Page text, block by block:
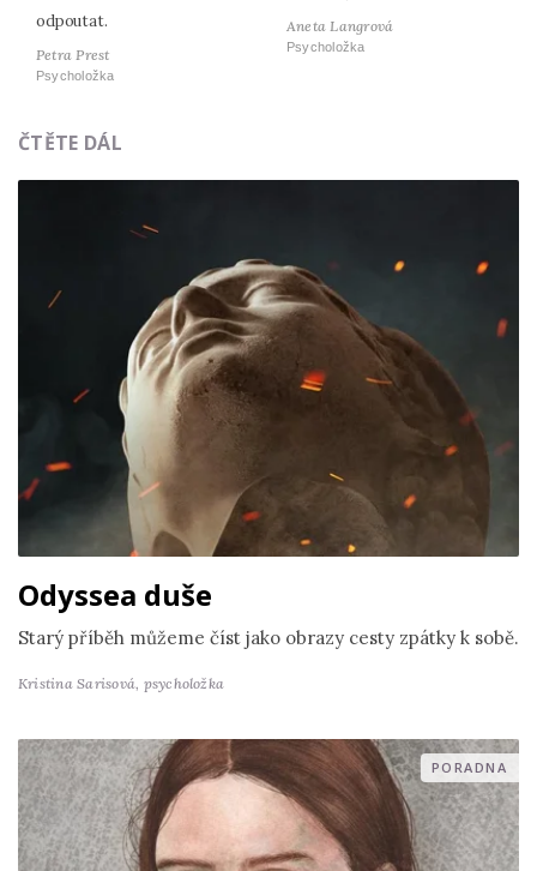
odpoutat.
Petra Prest
Psycholožka
Aneta Langrová
Psycholožka
ČTĚTE DÁL
Odyssea duše
Starý příběh můžeme číst jako obrazy cesty zpátky k sobě.
Kristina Sarisová, psycholožka
PORADNA